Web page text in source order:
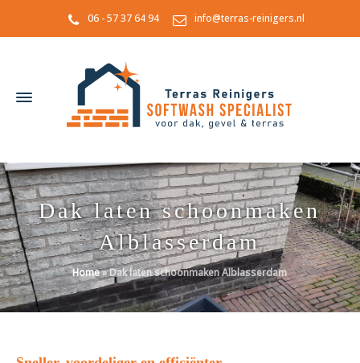
06 - 57 37 64 94 info@terras-reinigers.nl
Dak laten schoonmaken
Alblasserdam
Home»Dak laten schoonmaken Alblasserdam